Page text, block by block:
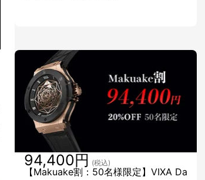
【Makuake割：50名様限定】VIXA Da
94,400円 (税込)